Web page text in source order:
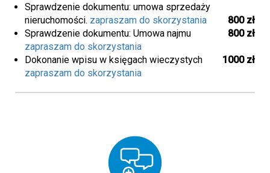
Sprawdzenie dokumentu: umowa sprzedaży
nieruchomości.
800 zł
zapraszam do skorzystania
Sprawdzenie dokumentu: Umowa najmu
800 zł
zapraszam do skorzystania
Dokonanie wpisu w księgach wieczystych
1000 zł
zapraszam do skorzystania